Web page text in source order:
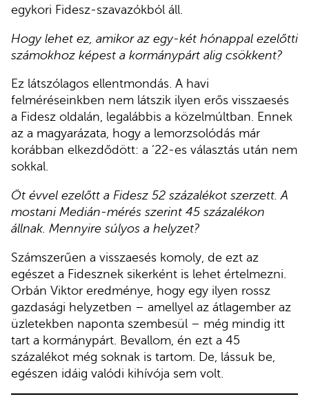
egykori Fidesz-szavazókból áll.
Hogy lehet ez, amikor az egy-két hónappal ezelőtti
számokhoz képest a kormánypárt alig csökkent?
Ez látszólagos ellentmondás. A havi
felméréseinkben nem látszik ilyen erős visszaesés
a Fidesz oldalán, legalábbis a közelmúltban. Ennek
az a magyarázata, hogy a lemorzsolódás már
korábban elkezdődött: a ’22-es választás után nem
sokkal.
Öt évvel ezelőtt a Fidesz 52 százalékot szerzett. A
mostani Medián-mérés szerint 45 százalékon
állnak. Mennyire súlyos a helyzet?
Számszerűen a visszaesés komoly, de ezt az
egészet a Fidesznek sikerként is lehet értelmezni.
Orbán Viktor eredménye, hogy egy ilyen rossz
gazdasági helyzetben – amellyel az átlagember az
üzletekben naponta szembesül – még mindig itt
tart a kormánypárt. Bevallom, én ezt a 45
százalékot még soknak is tartom. De, lássuk be,
egészen idáig valódi kihívója sem volt.